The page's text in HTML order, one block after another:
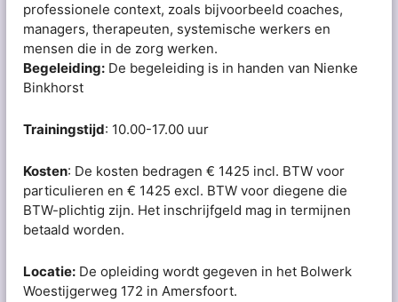
professionele context, zoals bijvoorbeeld coaches,
managers, therapeuten, systemische werkers en
mensen die in de zorg werken.
Begeleiding: De begeleiding is in handen van Nienke
Binkhorst
Trainingstijd: 10.00-17.00 uur
Kosten: De kosten bedragen € 1425 incl. BTW voor
particulieren en € 1425 excl. BTW voor diegene die
BTW-plichtig zijn. Het inschrijfgeld mag in termijnen
betaald worden.
Locatie: De opleiding wordt gegeven in het Bolwerk
Woestijgerweg 172 in Amersfoort.